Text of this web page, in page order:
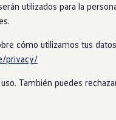
y ahorroserá casi
a medida y pueden
utilizados para la
cómo utilizamos tus
privacy/
También puedes